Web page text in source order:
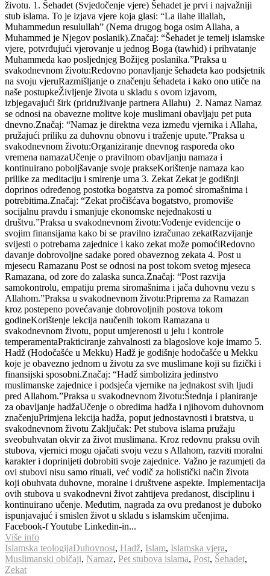
životu. 1. Šehadet (Svjedočenje vjere) Šehadet je prvi i najvažniji
stub islama. To je izjava vjere koja glasi: “La ilahe illallah,
Muhammedun resulullah” (Nema drugog boga osim Allaha, a
Muhammed je Njegov poslanik).Značaj: “Šehadet je temelj islamske
vjere, potvrđujući vjerovanje u jednog Boga (tawhid) i prihvatanje
Muhammeda kao posljednjeg Božijeg poslanika.”Praksa u
svakodnevnom životu:Redovno ponavljanje šehadeta kao podsjetnik
na svoju vjeruRazmišljanje o značenju šehadeta i kako ono utiče na
naše postupkeŽivljenje života u skladu s ovom izjavom,
izbjegavajući širk (pridruživanje partnera Allahu) 2. Namaz Namaz
se odnosi na obavezne molitve koje muslimani obavljaju pet puta
dnevno.Značaj: “Namaz je direktna veza između vjernika i Allaha,
pružajući priliku za duhovnu obnovu i traženje upute.”Praksa u
svakodnevnom životu:Organiziranje dnevnog rasporeda oko
vremena namazaUčenje o pravilnom obavljanju namaza i
kontinuirano poboljšavanje svoje prakseKorištenje namaza kao
prilike za meditaciju i smirenje uma 3. Zekat Zekat je godišnji
doprinos određenog postotka bogatstva za pomoć siromašnima i
potrebitima.Značaj: “Zekat pročišćava bogatstvo, promoviše
socijalnu pravdu i smanjuje ekonomske nejednakosti u
društvu.”Praksa u svakodnevnom životu:Vođenje evidencije o
svojim finansijama kako bi se pravilno izračunao zekatRazvijanje
svijesti o potrebama zajednice i kako zekat može pomoćiRedovno
davanje dobrovoljne sadake pored obaveznog zekata 4. Post u
mjesecu Ramazanu Post se odnosi na post tokom svetog mjeseca
Ramazana, od zore do zalaska sunca.Značaj: “Post razvija
samokontrolu, empatiju prema siromašnima i jača duhovnu vezu s
Allahom.”Praksa u svakodnevnom životu:Priprema za Ramazan
kroz postepeno povećavanje dobrovoljnih postova tokom
godineKorištenje lekcija naučenih tokom Ramazana u
svakodnevnom životu, poput umjerenosti u jelu i kontrole
temperamentaPrakticiranje zahvalnosti za blagoslove koje imamo 5.
Hadž (Hodočašće u Mekku) Hadž je godišnje hodočašće u Mekku
koje je obavezno jednom u životu za sve muslimane koji su fizički i
finansijski sposobni.Značaj: “Hadž simbolizira jedinstvo
muslimanske zajednice i podsjeća vjernike na jednakost svih ljudi
pred Allahom.”Praksa u svakodnevnom životu:Štednja i planiranje
za obavljanje hadžaUčenje o obredima hadža i njihovom duhovnom
značenjuPrimjena lekcija hadža, poput jednostavnosti i bratstva, u
svakodnevnom životu Zaključak: Pet stubova islama pružaju
sveobuhvatan okvir za život muslimana. Kroz redovnu praksu ovih
stubova, vjernici mogu ojačati svoju vezu s Allahom, razviti moralni
karakter i doprinijeti dobrobiti svoje zajednice. Važno je razumjeti da
ovi stubovi nisu samo rituali, već vodič za holistički način života
koji obuhvata duhovne, moralne i društvene aspekte. Implementacija
ovih stubova u svakodnevni život zahtijeva predanost, disciplinu i
kontinuirano učenje. Međutim, nagrada za ovu predanost je duboko
ispunjavajuć i smislen život u skladu s islamskim učenjima.
Facebook-f Youtube Linkedin-in...
Više info
Islamska teologijaDuhovnost, Hadž, Islam, Islamska vjera,
Muslimanski običaji, Namaz, Pet stubova islama, Post, Šehadet,
Zekat